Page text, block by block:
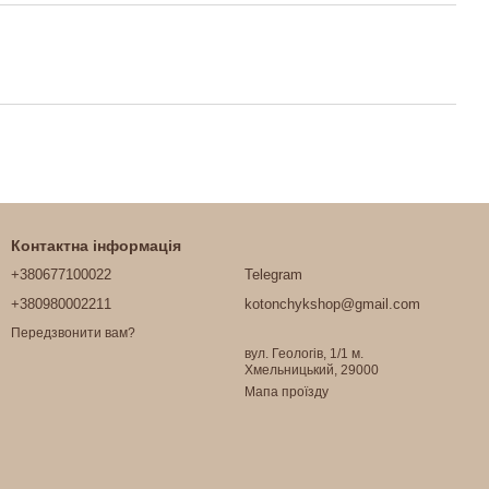
Контактна інформація
+380677100022
+380980002211
Передзвонити вам?
Telegram
kotonchykshop@gmail.com
вул. Геологів, 1/1 м.
Хмельницький, 29000
Мапа проїзду